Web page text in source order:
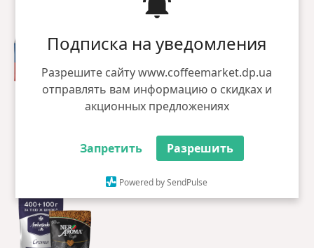
Подписка на уведомления
Разрешите сайту www.coffeemarket.dp.ua
отправлять вам информацию о скидках и
акционных предложениях
Запретить Разрешить
Powered by SendPulse
Свежеобжаренный
кофе